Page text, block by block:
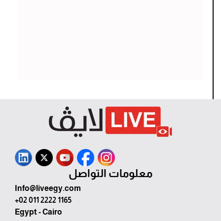
معلومات التواصل
Info@liveegy.com
+02 011 2222 1165
Egypt - Cairo